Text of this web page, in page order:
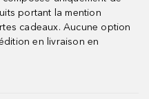
portant la mention
cadeaux. Aucune option
en livraison en